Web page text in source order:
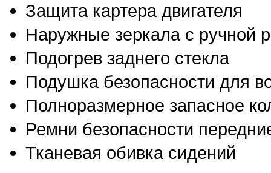
Защита картера двигателя
Наружные зеркала с ручной
Подогрев заднего стекла
Подушка безопасности для
Полноразмерное запасное
Ремни безопасности
Тканевая обивка сидений